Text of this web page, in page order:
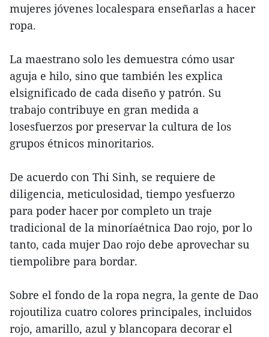
mujeres jóvenes localespara enseñarlas a hacer
ropa.
La maestrano solo les demuestra cómo usar
aguja e hilo, sino que también les explica
elsignificado de cada diseño y patrón. Su
trabajo contribuye en gran medida a
losesfuerzos por preservar la cultura de los
grupos étnicos minoritarios.
De acuerdo con Thi Sinh, se requiere de
diligencia, meticulosidad, tiempo yesfuerzo
para poder hacer por completo un traje
tradicional de la minoríaétnica Dao rojo, por lo
tanto, cada mujer Dao rojo debe aprovechar su
tiempolibre para bordar.
Sobre el fondo de la ropa negra, la gente de Dao
rojoutiliza cuatro colores principales, incluidos
rojo, amarillo, azul y blancopara decorar el